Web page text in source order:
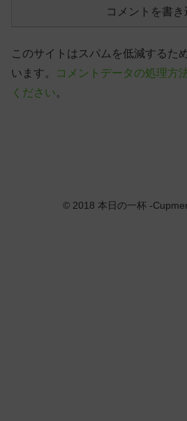
コメントを書き
このサイトはスパムを低減するた
います。
コメントデータの処理方
ください。
© 2018 本日の一杯 -